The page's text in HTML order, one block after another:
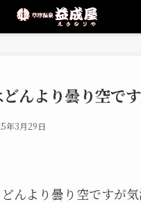
んより曇り空です
年3月29日
んより曇り空ですが気